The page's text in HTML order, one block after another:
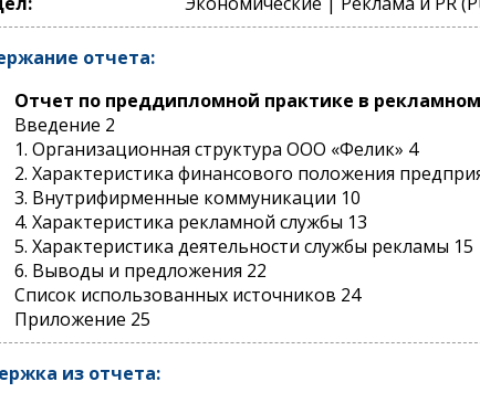
отчета:
Отчет по преддипломной практике в рекламном
Введение 2
1. Организационная структура ООО «Фелик» 4
2. Характеристика финансового положения
3. Внутрифирменные коммуникации 10
4. Характеристика рекламной службы 13
5. Характеристика деятельности службы рекламы 15
6. Выводы и предложения 22
Список использованных источников 24
Приложение 25
из отчета: